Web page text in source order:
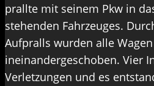
prallte mit seinem Pkw in
stehenden Fahrzeuges.
Aufpralls wurden alle Wagen
ineinandergeschoben. Vier
Verletzungen und es